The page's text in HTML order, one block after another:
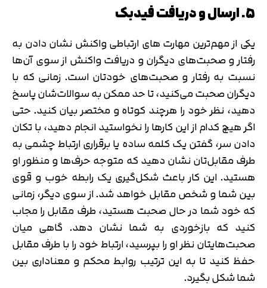
۵. ارسال و دریافت فیدبک
یکی از مهم‌ترین مهارت های ارتباطی واکنش نشان دادن به
رفتار و صحبت‌های دیگران و دریافت واکنش از سوی آن‌ها
نسبت به رفتار و صحبت‌های خودتان است. زمانی که با
دیگران صحبت می‌کنید، تا حد ممکن به سوالات‌شان پاسخ
دهید، نظر خود را هرچند کوتاه و مختصر بیان کنید. حتی
اگر هیچ کدام از این کارها را نخواستید انجام دهید، با تکان
دادن سر، گفتن یک کلمه ساده یا برقراری ارتباط چشمی به
طرف مقابل‌تان نشان دهید که متوجه حرف‌ها و منظور او
هستید. این کار باعث شکل‌گیری یک رابطه خوب و قوی
بین شما و شخص مقابل خواهد شد. از سوی دیگر، زمانی
که خود شما در حال صحبت هستید، طرف مقابل را مجاب
کنید که بازخوردی به شما نشان دهد. گاهی میان
صحبت‌هایتان نظر او را بپرسید، ارتباط خود را با طرف مقابل
حفظ کنید تا به این ترتیب روابط محکم و معناداری بین
شما شکل بگیرد.